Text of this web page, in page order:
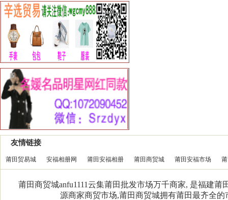
友情链接
莆田贸易城 安福相册网 莆田安福相册 莆田商贸城 莆田安福市场
莆田商贸城anfu1111云集莆田批发市场万千商家, 是福建
源商家商贸市场,莆田商贸城拥有莆田最齐全